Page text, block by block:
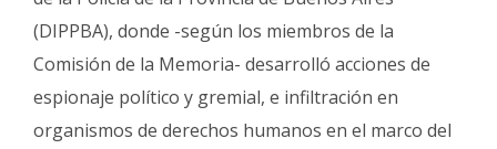
(DIPPBA), donde -según los miembros de la
Comisión de la Memoria- desarrolló acciones de
espionaje político y gremial, e infiltración en
organismos de derechos humanos en el marco del